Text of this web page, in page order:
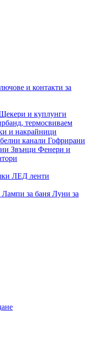
и контакти за
и куплунги
термосвиваем
и накрайници
канали Гофрирани
Звънци Фенери и
ЛЕД ленти
Лампи за баня Луни за